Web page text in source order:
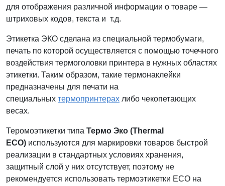
для отображения различной информации о товаре —
штриховых кодов, текста и т.д.
Этикетка ЭКО сделана из специальной термобумаги,
печать по которой осуществляется с помощью точечного
воздействия термоголовки принтера в нужных областях
этикетки. Таким образом, такие термонаклейки
предназначены для печати на
специальных термопринтерах либо чекопетающих
весах.
Теромоэтикетки типа Термо Эко (Thermal
ECO) используются для маркировки товаров быстрой
реализации в стандартных условиях хранения,
защитный слой у них отсутствует, поэтому не
рекомендуется использовать термоэтикетки ECO на